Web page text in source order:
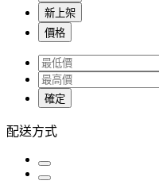
新上架
價格
確定
配送方式